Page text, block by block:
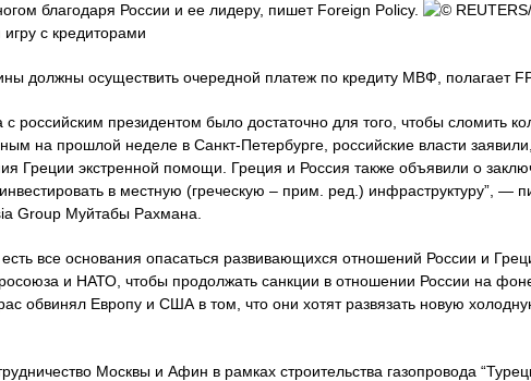
благодаря России и ее лидеру, пишет Foreign Policy.
©
с кредиторами
должны осуществить очередной платеж по кредиту МВФ, полагает
с российским президентом было достаточно для того, чтобы сломить
на прошлой неделе в Санкт-Петербурге, российские власти
Греции экстренной помощи. Греция и Россия также объявили о
в местную (греческую – прим. ред.) инфраструктуру”, —
Group Муйтабы Рахмана.
все основания опасаться развивающихся отношений России и
и НАТО, чтобы продолжать санкции в отношении России на
обвинял Европу и США в том, что они хотят развязать новую
Москвы и Афин в рамках строительства газопровода